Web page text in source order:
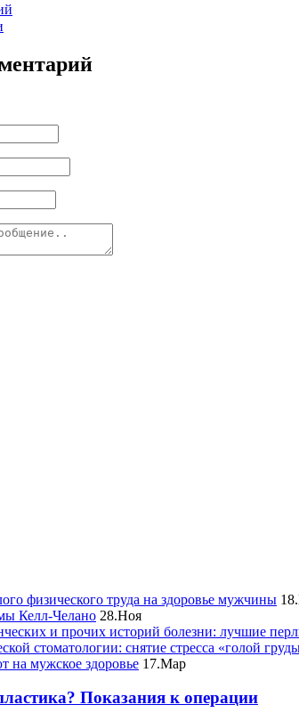
физического труда на здоровье мужчины
Келл-Челано 28.Ноя
и прочих историй болезни: лучшие
стоматологии: снятие стресса «голой
на мужское здоровье 17.Мар
Показания к операции